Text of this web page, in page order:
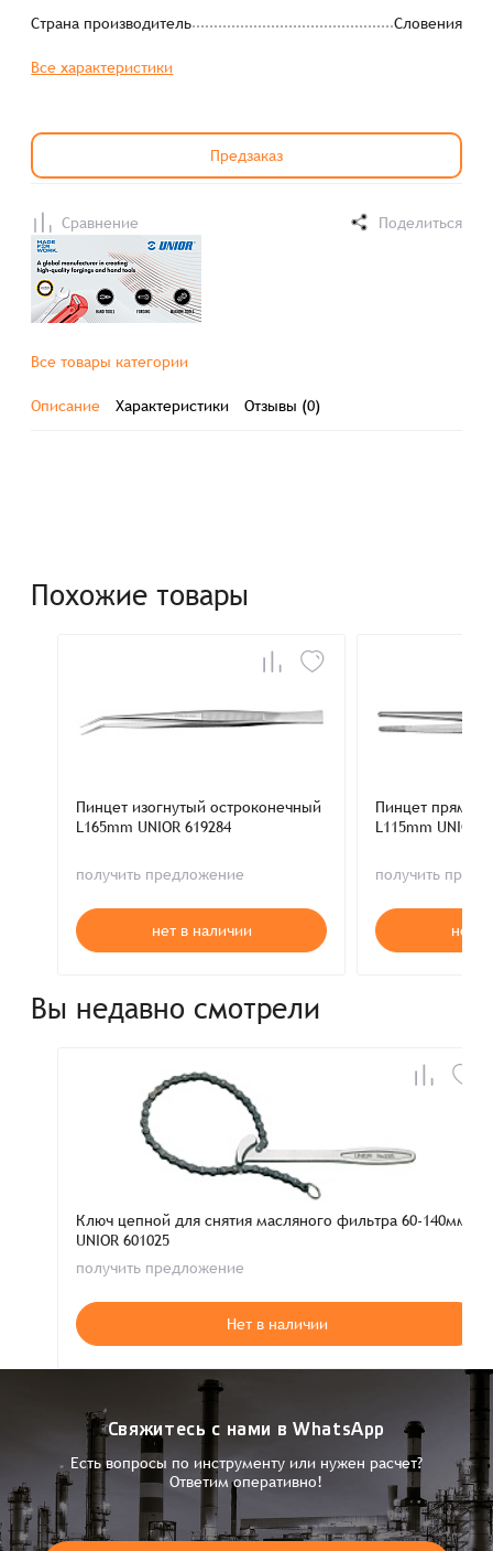
Страна производитель
Словения
Все характеристики
Предзаказ
Сравнение Поделиться
Все товары категории
Описание Характеристики Отзывы (0)
Похожие товары
Пинцет изогнутый остроконечный
L165mm UNIOR 619284
получить предложение
нет в наличии
Пинцет прямой
L115mm UNIOR
получить
нет в
Вы недавно смотрели
Ключ цепной для снятия масляного фильтра 60-140мм.
UNIOR 601025
получить предложение
Нет в наличии
Свяжитесь с нами в WhatsApp
Есть вопросы по инструменту или нужен расчет?
Ответим оперативно!